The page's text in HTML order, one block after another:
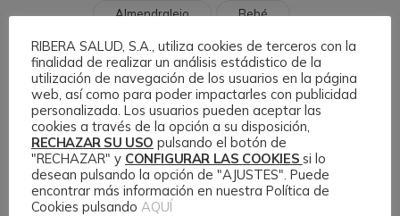
Almendralejo Bebé
Brandbook
Centro Médico
Coronavirus
Corporativo COVID
Cuidados Dental
Enfermera
RIBERA SALUD, S.A., utiliza cookies de terceros con la
finalidad de realizar un análisis estádistico de la
utilización de navegación de los usuarios en la página
web, así como para poder impactarles con publicidad
personalizada. Los usuarios pueden aceptar las
cookies a través de la opción a su disposición,
RECHAZAR SU USO pulsando el botón de
"RECHAZAR" y CONFIGURAR LAS COOKIES si lo
desean pulsando la opción de "AJUSTES". Puede
encontrar más información en nuestra Política de
Cookies pulsando AQUÍ